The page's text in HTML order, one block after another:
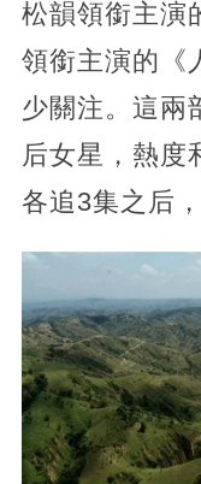
松韻領銜主演
領銜主演的《
少關注。這兩
后女星，熱度
各追3集之后